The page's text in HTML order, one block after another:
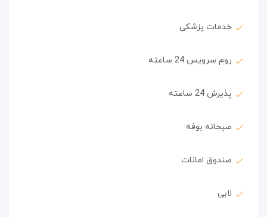
خدمات پزشکی
روم سرویس 24 ساعته
پذیرش 24 ساعته
صبحانه بوفه
صندوق امانات
لابی